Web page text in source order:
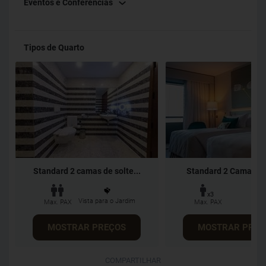
Eventos e Conferências
Tipos de Quarto
Standard 2 camas de solte...
Max. PAX Vista para o Jardim
MOSTRAR PREÇOS
Standard 2 Camas
x3
Max. PAX
MOSTRAR